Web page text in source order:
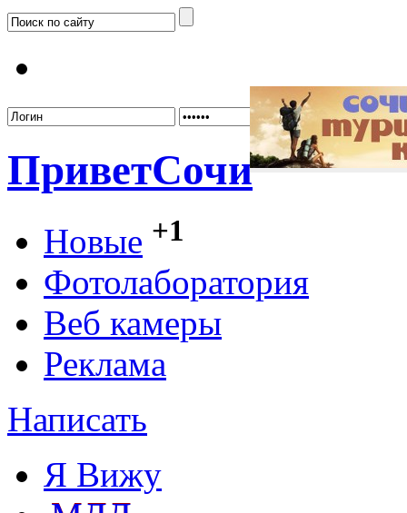
ПриветСочи
Новые +1
Фотолаборатория
Веб камеры
Реклама
Написать
Я Вижу